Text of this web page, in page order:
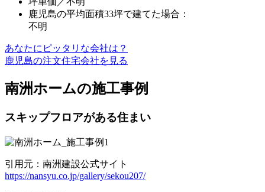
鹿児島の平均面積33坪で建てた場合：
不明
あなたにピッタリな会社は？
鹿児島の注文住宅会社を見る
南洲ホームの施工事例
スキップフロアがある住まい
引用元：南洲建設公式サイト
https://nansyu.co.jp/gallery/sekou207/